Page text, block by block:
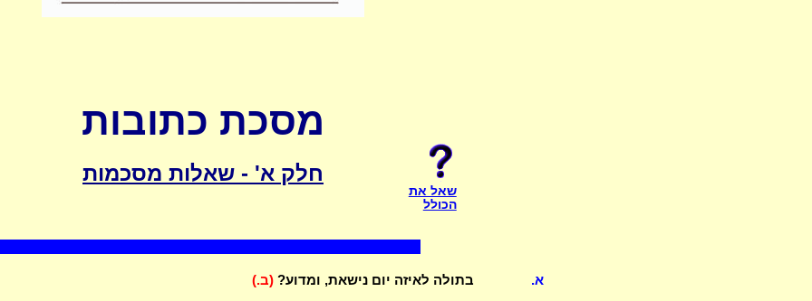
מסכת כתובות
חלק א' - שאלות מסכמות
שאל את
הכולל
א. בתולה לאיזה יום נישאת, ומדוע?(ב.)